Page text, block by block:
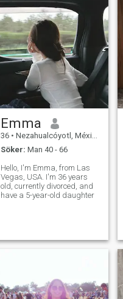
Emma
36 • Nezahualcóyotl, México, Mexico
Söker: Man 40 - 66
Hello, I'm Emma, ​​from Las
Vegas, USA. I'm 36 years
old, currently divorced, and
have a 5-year-old daughter